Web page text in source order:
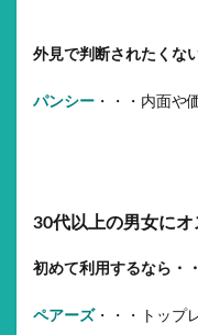
外見で判断されたくな
パンシー ・・・内面や
30代以上の男女にオ
初めて利用するなら・
ペアーズ ・・・トップ